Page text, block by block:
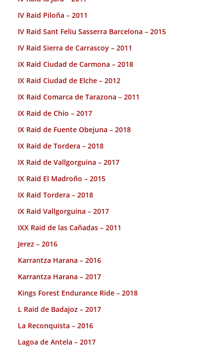
IV Raid Piloña – 2011
IV Raid Sant Feliu Sasserra Barcelona – 2015
IV Raid Sierra de Carrascoy – 2011
IX Raid Ciudad de Carmona – 2018
IX Raid Ciudad de Elche – 2012
IX Raid Comarca de Tarazona – 2011
IX Raid de Chio – 2017
IX Raid de Fuente Obejuna – 2018
IX Raid de Tordera – 2018
IX Raid de Vallgorguina – 2017
IX Raid El Madroño – 2015
IX Raid Tordera – 2018
IX Raid Vallgorguina – 2017
IXX Raid de las Cañadas – 2011
Jerez – 2016
Karrantza Harana – 2016
Karrantza Harana – 2017
Kings Forest Endurance Ride – 2018
L Raid de Badajoz – 2017
La Reconquista – 2016
Lagoa de Antela – 2017